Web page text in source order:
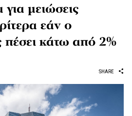
μειώσεις
εάν ο
κάτω από 2%
SHARE